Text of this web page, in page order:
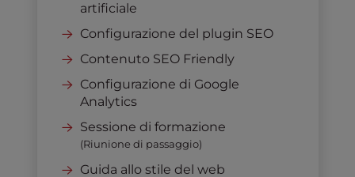
artificiale
Configurazione del plugin SEO
Contenuto SEO Friendly
Configurazione di Google
Analytics
Sessione di formazione
(Riunione di passaggio)
Guida allo stile del web